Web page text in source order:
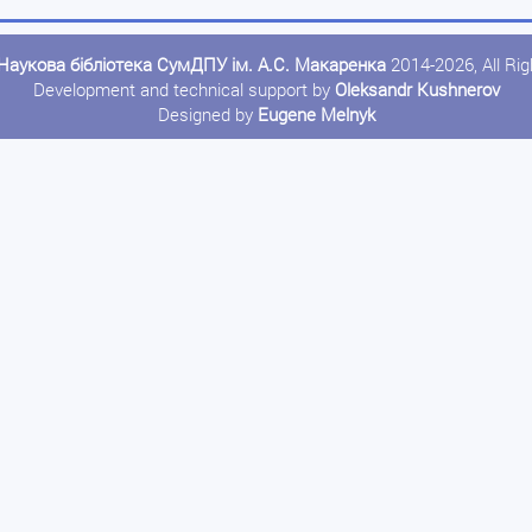
бібліотека СумДПУ ім. А.С. Макаренка 2014-2026, All
Development and technical support by Oleksandr Kushnerov
Designed by Eugene Melnyk